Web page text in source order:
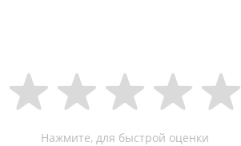
Нажмите, для быстрой оценки